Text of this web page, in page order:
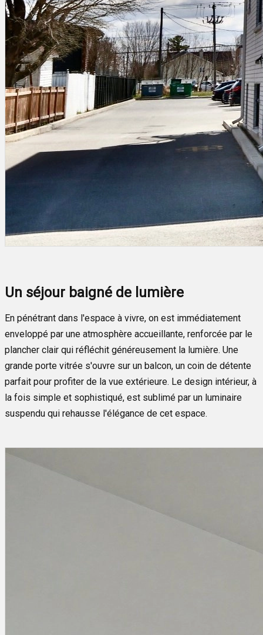
Un séjour baigné de lumière
En pénétrant dans l'espace à vivre, on est immédiatement
enveloppé par une atmosphère accueillante, renforcée par le
plancher clair qui réfléchit généreusement la lumière. Une
grande porte vitrée s'ouvre sur un balcon, un coin de détente
parfait pour profiter de la vue extérieure. Le design intérieur, à
la fois simple et sophistiqué, est sublimé par un luminaire
suspendu qui rehausse l'élégance de cet espace.